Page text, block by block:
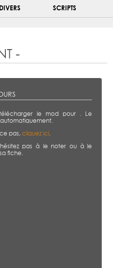
DIVERS SCRIPTS
-
le mod pour . Le
pas, cliquez ici.
pas à le noter ou à le
fiche.